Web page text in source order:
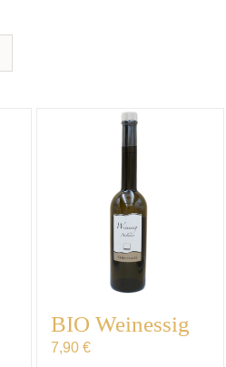
BIO Weinessig
7,90€